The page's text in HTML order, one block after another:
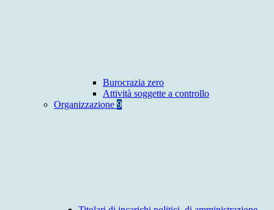
Burocrazia zero
Attività soggette a controllo
Organizzazione 9